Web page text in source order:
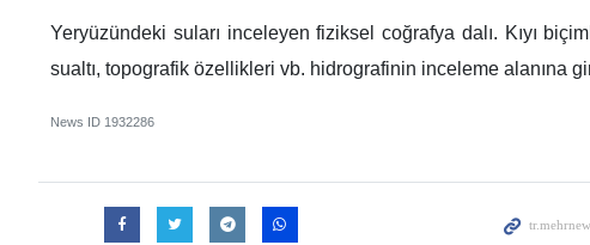
Yeryüzündeki suları inceleyen fiziksel coğrafya dalı. Kıyı
sualtı, topografik özellikleri vb. hidrografinin inceleme alanına
News ID 1932286